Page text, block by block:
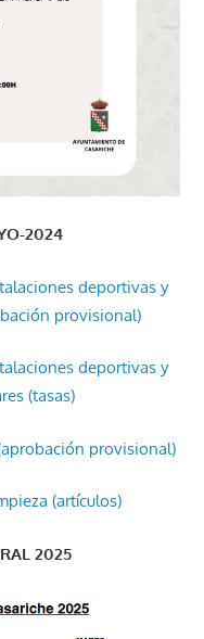
2024
deportivas y
provisional)
deportivas y
(tasas)
provisional)
(artículos)
2025